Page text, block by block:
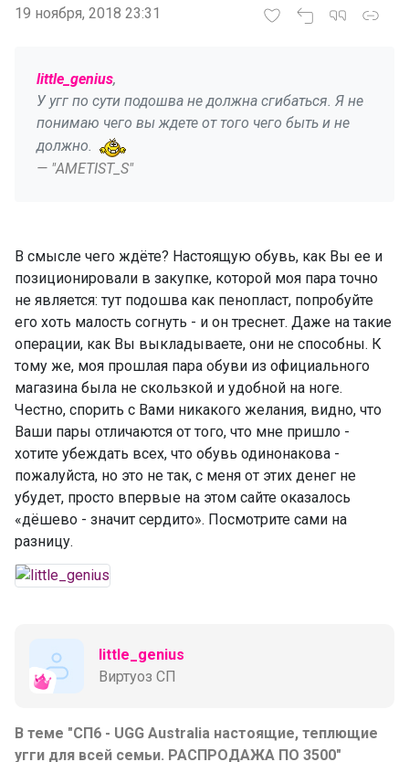
19 ноября, 2018 23:31
little_genius,
У угг по сути подошва не должна сгибаться. Я не
понимаю чего вы ждете от того чего быть и не
должно.
— "AMETIST_S"
В смысле чего ждёте? Настоящую обувь, как Вы ее и
позиционировали в закупке, которой моя пара точно
не является: тут подошва как пенопласт, попробуйте
его хоть малость согнуть - и он треснет. Даже на такие
операции, как Вы выкладываете, они не способны. К
тому же, моя прошлая пара обуви из официального
магазина была не скользкой и удобной на ноге.
Честно, спорить с Вами никакого желания, видно, что
Ваши пары отличаются от того, что мне пришло -
хотите убеждать всех, что обувь одинонакова -
пожалуйста, но это не так, с меня от этих денег не
убудет, просто впервые на этом сайте оказалось
«дёшево - значит сердито». Посмотрите сами на
разницу.
little_genius
Виртуоз СП
В теме "СП6 - UGG Australia настоящие, теплющие
угги для всей семьи. РАСПРОДАЖА ПО 3500"